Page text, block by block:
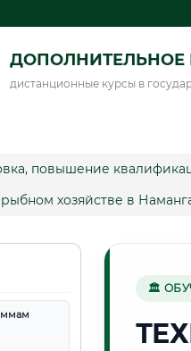
дистанционные курсы в
повышение
хозяйстве в
🏛